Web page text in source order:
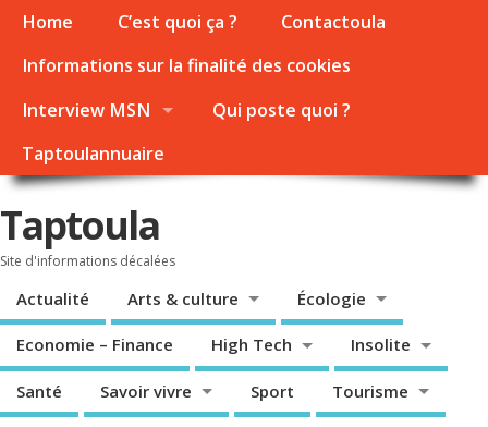
Home C’est quoi ça ?
Contactoula
Informations sur la finalité des cookies
Interview MSN
Qui poste quoi ?
Taptoulannuaire
Taptoula
Site d'informations décalées
Actualité Arts & culture Écologie
Economie – Finance High Tech Insolite
Santé Savoir vivre Sport Tourisme